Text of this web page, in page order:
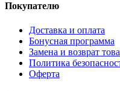
Покупателю
Доставка и оплата
Бонусная программа
Замена и возврат
Политика
Оферта